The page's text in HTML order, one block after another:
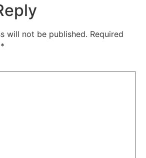
will not be published. Required
*